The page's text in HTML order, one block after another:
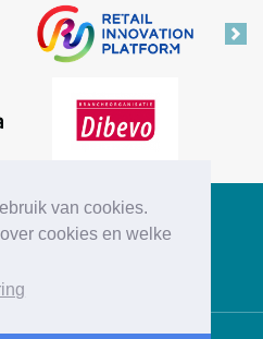
van cookies.
cookies en welke
Retail Insiders